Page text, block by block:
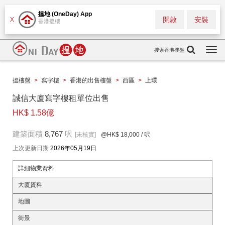
X
搵地 (OneDay) App
香港搵樓 安裝
開啟
搜索香港樓盤
搵樓盤 > 寫字樓 > 香港的出售樓盤 > 西區 > 上環
誠信大廈寫字樓租單位出售
HK$ 1.58億
建築面積 8,767 呎 [未核實] @HK$ 18,000 / 呎
上次更新日期 2026年05月19日
詳細物業資料
大廈資料
地圖
街景